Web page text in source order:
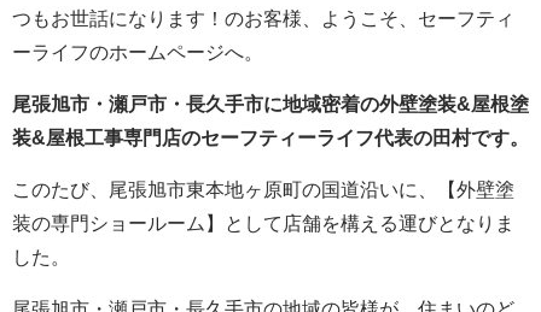
つもお世話になります！のお客様、ようこそ、セーフティ
ーライフのホームページへ。
尾張旭市・瀬戸市・長久手市に地域密着の外壁塗装&屋根塗
装&屋根工事専門店のセーフティーライフ代表の田村です。
このたび、尾張旭市東本地ヶ原町の国道沿いに、【外壁塗
装の専門ショールーム】として店舗を構える運びとなりま
した。